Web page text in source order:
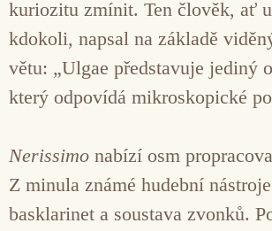
kuriozitu zmínit. Ten člověk, ať
kdokoli, napsal na základě
větu: „Ulgae představuje jediný
který odpovídá mikroskopické
Nerissimo nabízí osm
Z minula známé hudební
basklarinet a soustava zvonků.